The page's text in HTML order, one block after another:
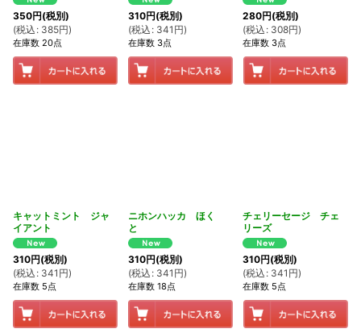
350円(税別)
(税込 : 385円)
在庫数 20点
310円(税別)
(税込 : 341 円)
在庫数 3点
280円(税別)
(税込 : 308円)
在庫数 3点
キャットミント ジャ
イアント
310円(税別)
(税込 : 341 円)
在庫数 5点
ニホンハッカ ほく
と
310円(税別)
(税込 : 341 円)
在庫数 18点
チェリーセージ チェ
リーズ
310円(税別)
(税込 : 341 円)
在庫数 5点